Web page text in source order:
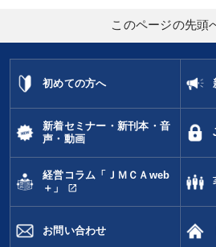
このページの先頭
初めての方へ
新着セミナー・新刊本・音
声・動画
経営コラム「ＪＭＣＡweb
＋」
open_in_new
お問い合わせ